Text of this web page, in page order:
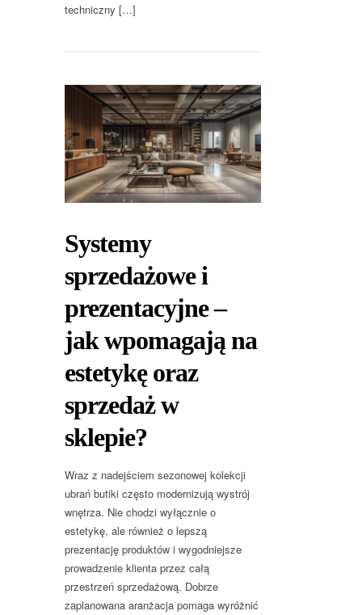
techniczny […]
Systemy
sprzedażowe i
prezentacyjne –
jak wpomagają na
estetykę oraz
sprzedaż w
sklepie?
Wraz z nadejściem sezonowej kolekcji
ubrań butiki często modernizują wystrój
wnętrza. Nie chodzi wyłącznie o
estetykę, ale również o lepszą
prezentację produktów i wygodniejsze
prowadzenie klienta przez całą
przestrzeń sprzedażową. Dobrze
zaplanowana aranżacja pomaga wyróżnić